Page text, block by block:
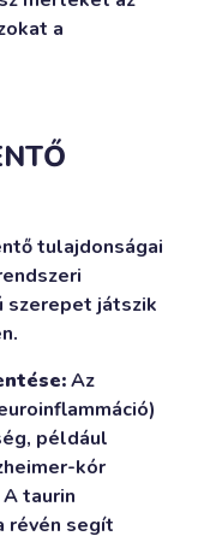
a
tulajdonságai
szerepet játszik
Az
például
kór
taurin
révén segít